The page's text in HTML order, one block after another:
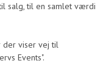
salg, til en samlet værdi
der viser vej til
Events".